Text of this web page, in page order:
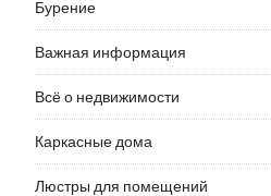
Бурение
Важная информация
Всё о недвижимости
Каркасные дома
Люстры для помещений